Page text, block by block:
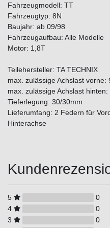
Fahrzeugmodell: TT
Fahrzeugtyp: 8N
Baujahr: ab 09/98
Fahrzeugaufbau: Alle Modelle
Motor: 1,8T
Teilehersteller: TA TECHNIX
max. zulässige Achslast vorne:
max. zulässige Achslast hinten:
Tieferlegung: 30/30mm
Lieferumfang: 2 Federn für
Hinterachse
5
0
4
0
3
0